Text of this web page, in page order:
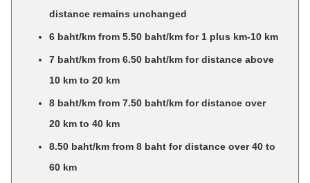
distance remains unchanged
6 baht/km from 5.50 baht/km for 1 plus km-10 km
7 baht/km from 6.50 baht/km for distance above
10 km to 20 km
8 baht/km from 7.50 baht/km for distance over
20 km to 40 km
8.50 baht/km from 8 baht for distance over 40 to
60 km